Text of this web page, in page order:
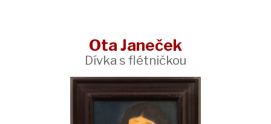
Ota Janeček
Dívka s flétničkou